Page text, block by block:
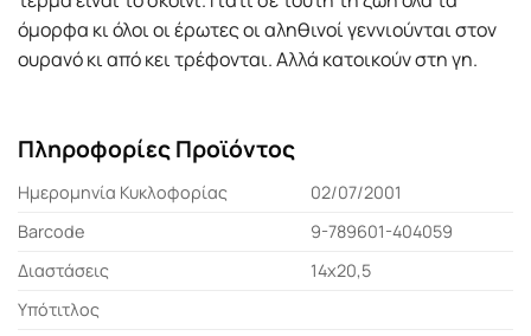
όμορφα κι όλοι οι έρωτες οι αληθινοί γεννιούνται στον
ουρανό κι από κει τρέφονται. Αλλά κατοικούν στη γη.
Πληροφορίες Προϊόντος
Ημερομηνία Κυκλοφορίας
02/07/2001
Barcode
9-789601-404059
Διαστάσεις
14x20,5
Υπότιτλος